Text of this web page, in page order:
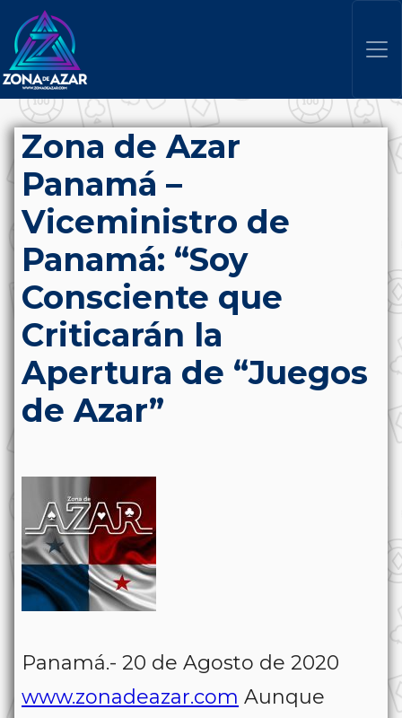
Zona de Azar
Panamá –
Viceministro de
Panamá: “Soy
Consciente que
Criticarán la
Apertura de “Juegos
de Azar”
Panamá.- 20 de Agosto de 2020
www.zonadeazar.com Aunque